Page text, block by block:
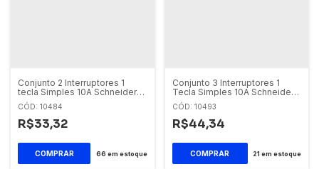
Conjunto 2 Interruptores 1
tecla Simples 10A Schneider
Orion
CÓD: 10484
R$33,32
66 em estoque
Conjunto 3 Interruptores 1
Tecla Simples 10A Schneider
Orion
CÓD: 10493
R$44,34
21 em estoque